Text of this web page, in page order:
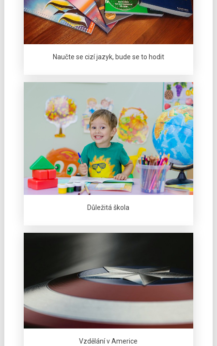
Naučte se cizí jazyk, bude se to hodit
Důležitá škola
Vzdělání v Americe